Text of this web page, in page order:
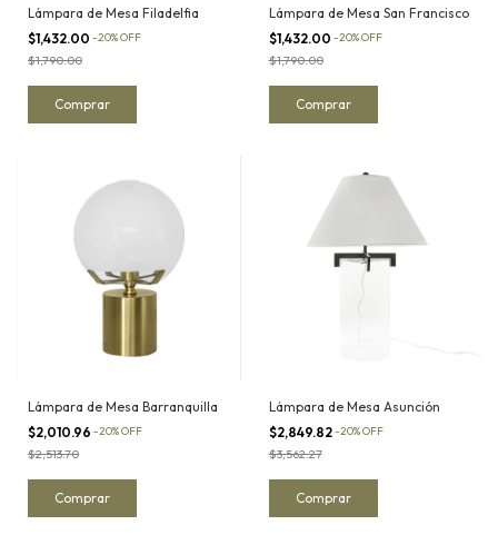
Lámpara de Mesa Filadelfia
$1,432.00 -20%OFF
$1,790.00
Lámpara de Mesa San Francisco
$1,432.00 -20%OFF
$1,790.00
Lámpara de Mesa Barranquilla
$2,010.96 -20%OFF
$2,513.70
Lámpara de Mesa Asunción
$2,849.82-20%OFF
$3,562.27